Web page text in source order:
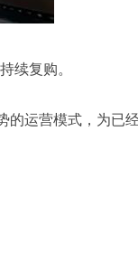
续复购。
运营模式，为已